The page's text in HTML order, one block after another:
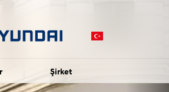
Şirket